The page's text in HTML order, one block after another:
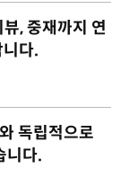
, 중재까지 연
다.
독립적으로
니다.